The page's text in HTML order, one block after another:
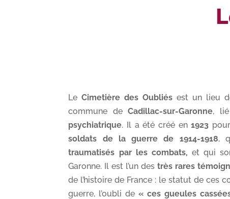
LeCimetière des Oubliésest un lieu
commune deCadillac-sur-Garonne,
psychiatrique. Il a été créé en1923
soldats de
la guerre de 1914-1918,
traumatisés par les combats, et qui
Garonne. Il est l’un des très rares
de l’histoire de France : le statut de ces
guerre, l’oubli de« ces gueules